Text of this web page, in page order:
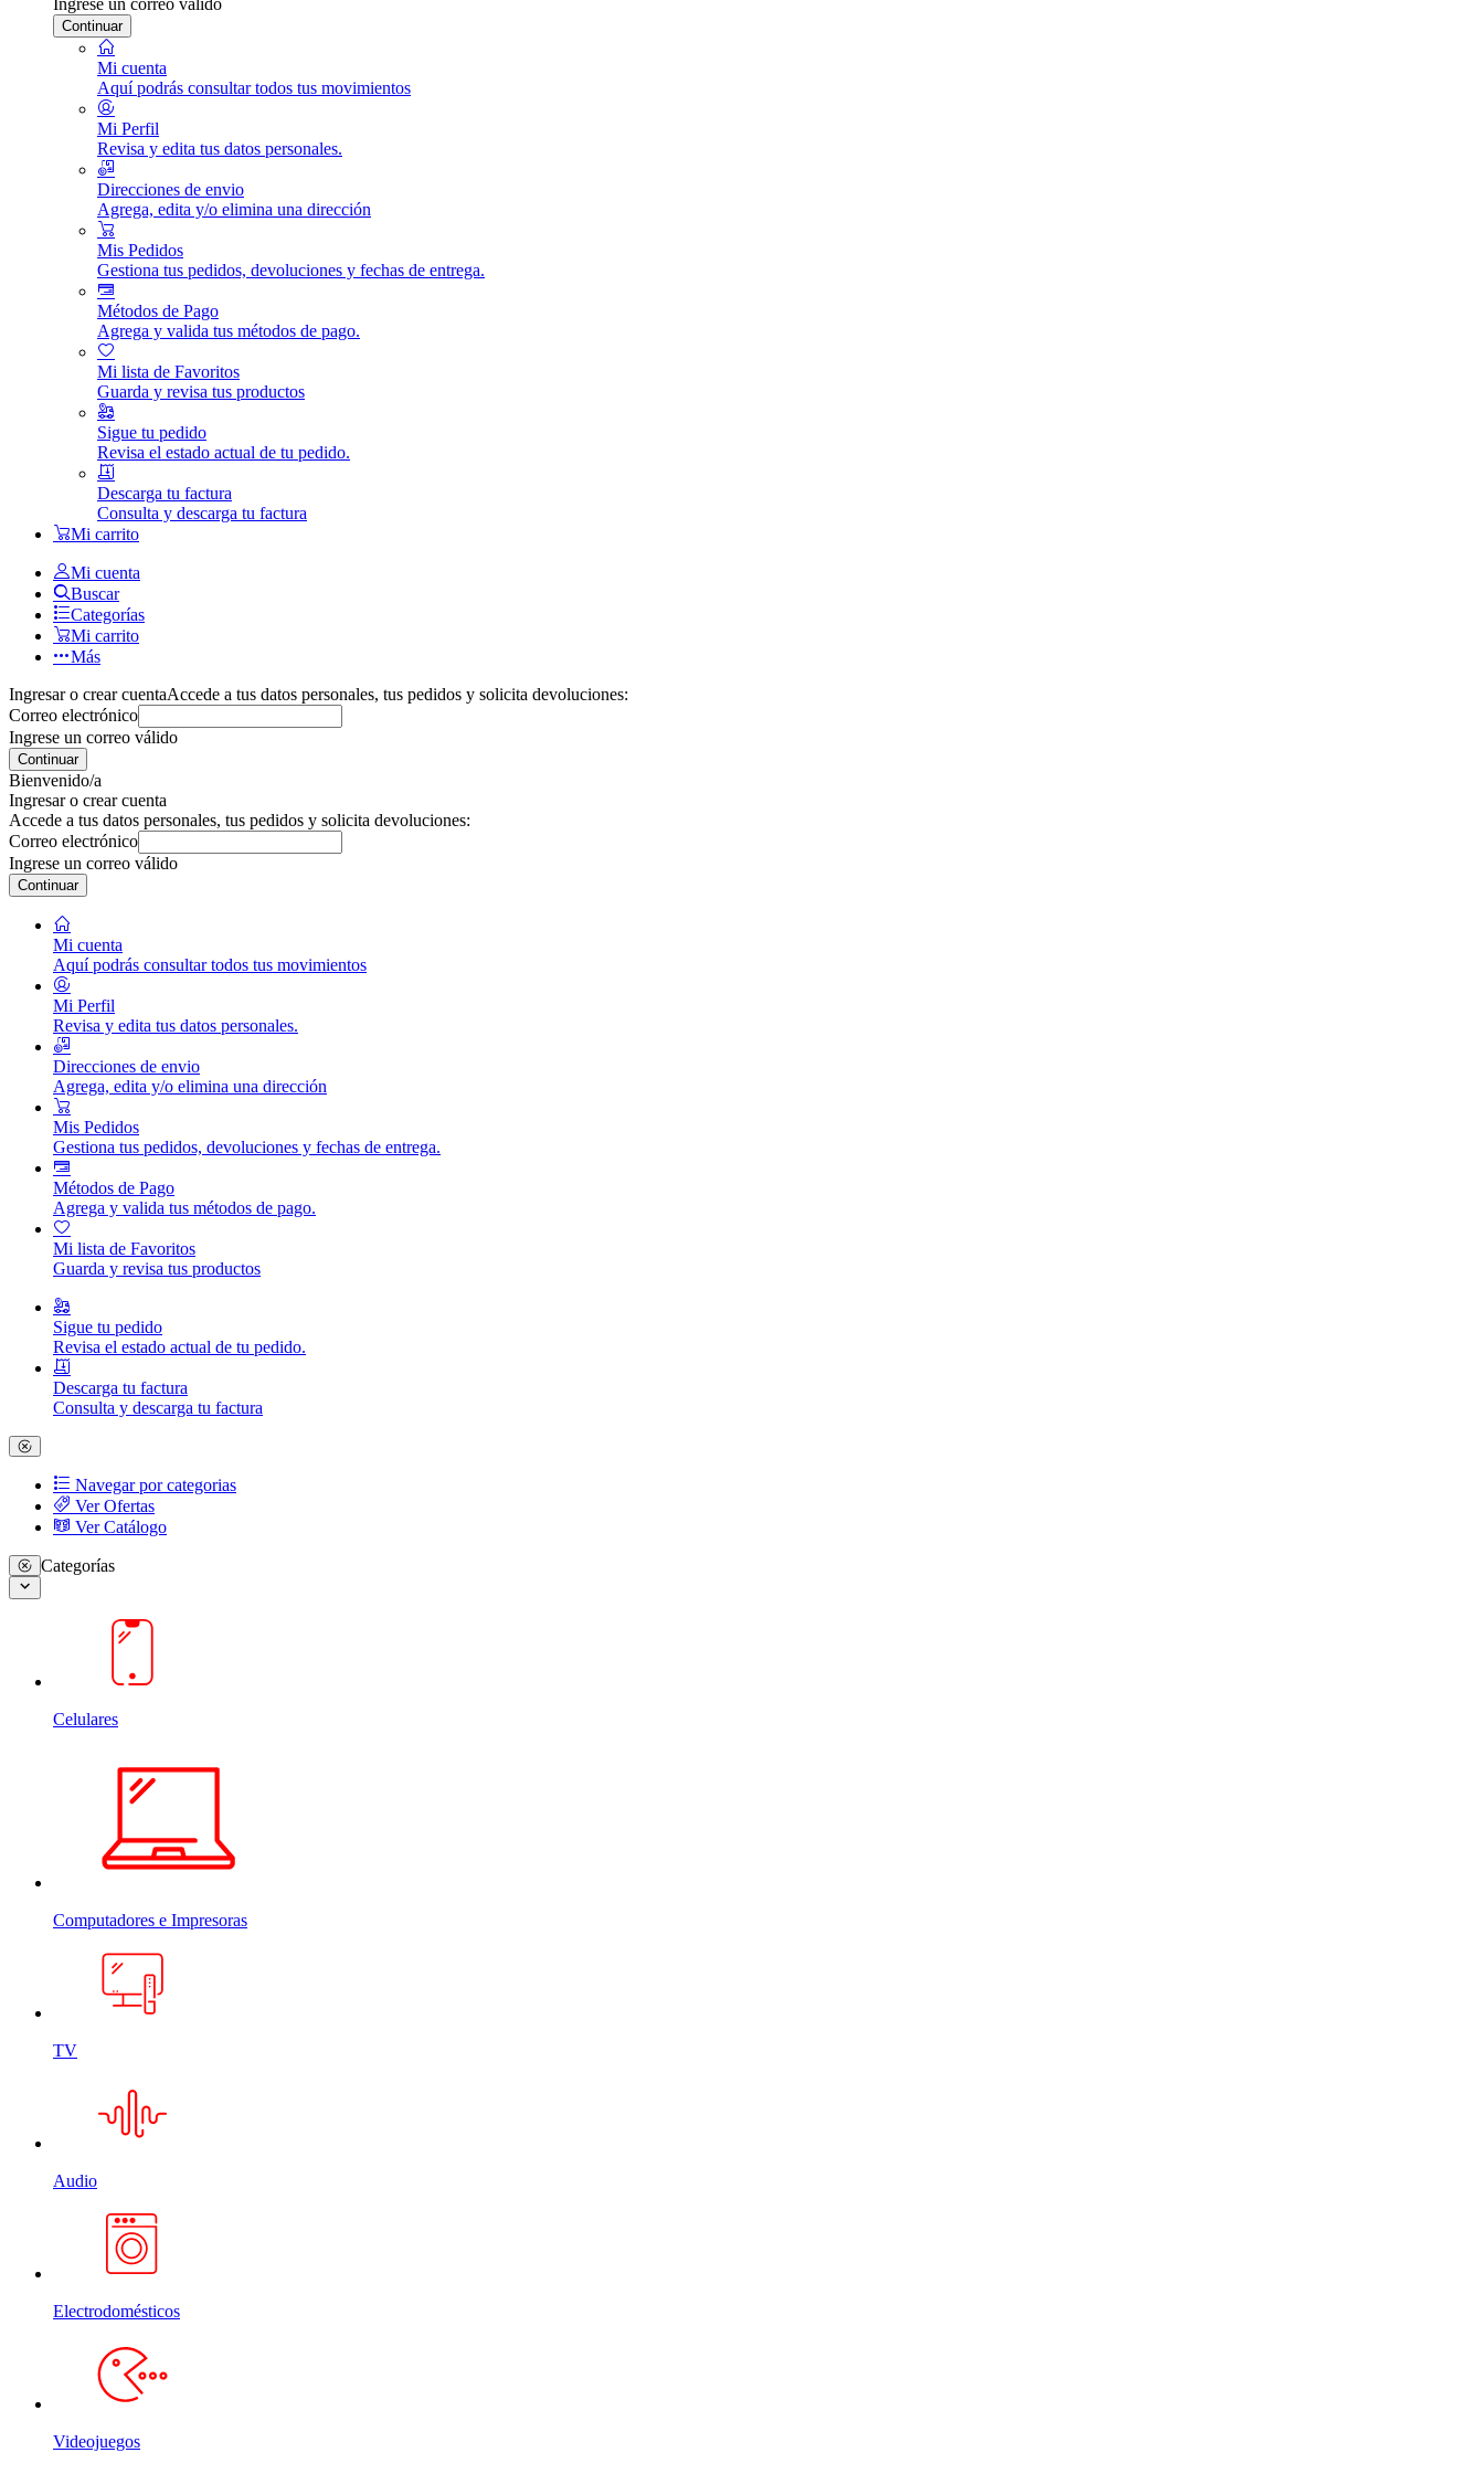
Continuar
Mi cuenta
Aquí podrás consultar todos tus movimientos
Mi Perfil
Revisa y edita tus datos personales.
Direcciones de envio
Agrega, edita y/o elimina una dirección
Mis Pedidos
Gestiona tus pedidos, devoluciones y fechas de entrega.
Métodos de Pago
Agrega y valida tus métodos de pago.
Mi lista de Favoritos
Guarda y revisa tus productos
Sigue tu pedido
Revisa el estado actual de tu pedido.
Descarga tu factura
Consulta y descarga tu factura
Mi carrito
Mi cuenta
Buscar
Categorías
Mi carrito
Más
Ingresar o crear cuentaAccede a tus datos personales, tus pedidos y solicita devoluciones:
Correo electrónico
Ingrese un correo válido
Continuar
Bienvenido/a
Ingresar o crear cuenta
Accede a tus datos personales, tus pedidos y solicita devoluciones:
Correo electrónico
Ingrese un correo válido
Continuar
Mi cuenta
Aquí podrás consultar todos tus movimientos
Mi Perfil
Revisa y edita tus datos personales.
Direcciones de envio
Agrega, edita y/o elimina una dirección
Mis Pedidos
Gestiona tus pedidos, devoluciones y fechas de entrega.
Métodos de Pago
Agrega y valida tus métodos de pago.
Mi lista de Favoritos
Guarda y revisa tus productos
Sigue tu pedido
Revisa el estado actual de tu pedido.
Descarga tu factura
Consulta y descarga tu factura
Navegar por categorias
Ver Ofertas
Ver Catálogo
Categorías
Celulares
Computadores e Impresoras
TV
Audio
Electrodomésticos
Videojuegos